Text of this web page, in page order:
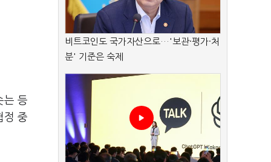
는 등
정 중
비트코인도 국가자산으로…'보관·평가·처
분' 기준은 숙제